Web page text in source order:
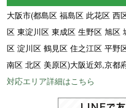
大阪市(都島区 福島区 此花区 西
区 東淀川区 東成区 生野区 旭区
区 淀川区 鶴見区 住之江区 平野
南区 北区 美原区)大阪近郊,京都
対応エリア詳細はこちら